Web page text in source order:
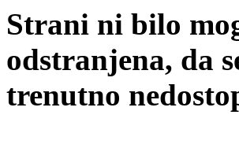
Strani ni bilo
odstranjena, da
trenutno